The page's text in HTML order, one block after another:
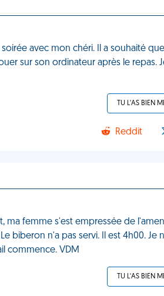
avec mon chéri. Il a souhaité
sur son ordinateur après le repas.
TU L'AS BIEN
Reddit
ma femme s'est empressée de
biberon n'a pas servi. Il est 4h00. Je
commence. VDM
TU L'AS BIEN